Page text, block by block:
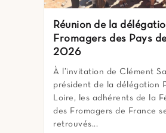
Réunion de la
Fromagers des Pays
2026
À l’invitation de Clément
président de la délégation
Loire, les adhérents de la
des Fromagers de France
retrouvés...